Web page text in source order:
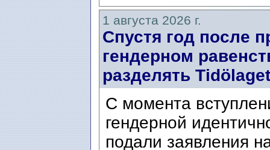
1 августа 2026 г.
Спустя год после
гендерном
разделять
С момента
гендерной
подали заявления